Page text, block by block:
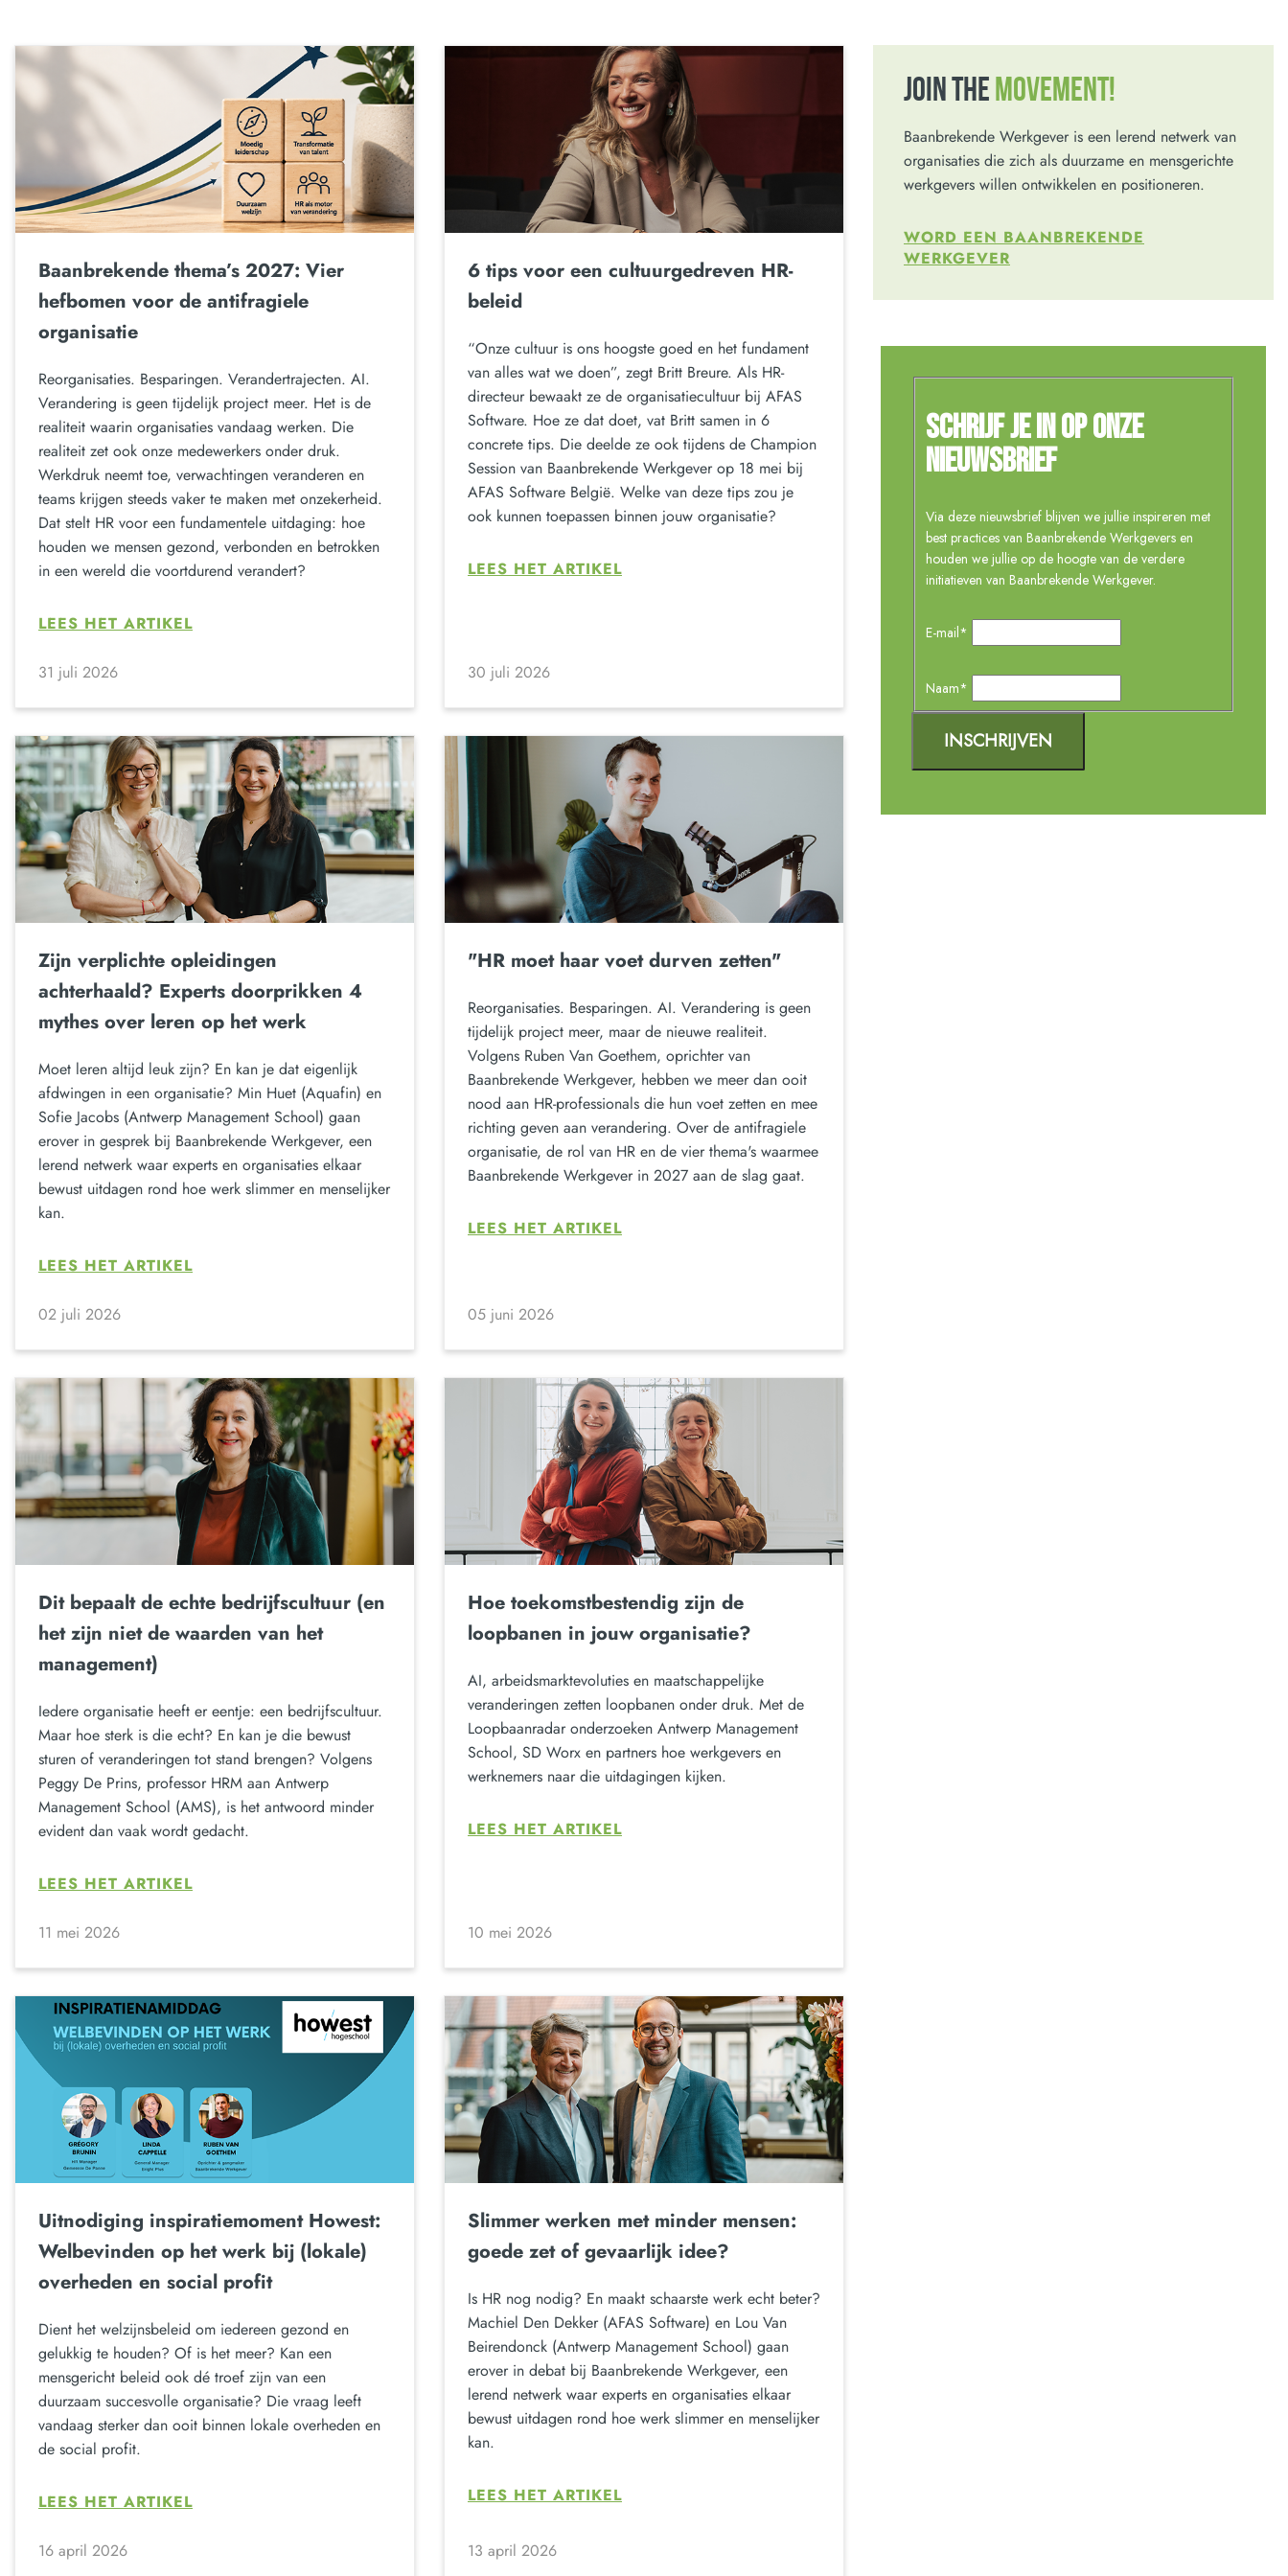
Baanbrekende thema’s 2027: Vier
hefbomen voor de antifragiele
organisatie
Reorganisaties. Besparingen. Verandertrajecten. AI.
Verandering is geen tijdelijk project meer. Het is de
realiteit waarin organisaties vandaag werken. Die
realiteit zet ook onze medewerkers onder druk.
Werkdruk neemt toe, verwachtingen veranderen en
teams krijgen steeds vaker te maken met onzekerheid.
Dat stelt HR voor een fundamentele uitdaging: hoe
houden we mensen gezond, verbonden en betrokken
in een wereld die voortdurend verandert?
LEES HET ARTIKEL
31 juli 2026
6 tips voor een cultuurgedreven HR-
beleid
“Onze cultuur is ons hoogste goed en het fundament
van alles wat we doen”, zegt Britt Breure. Als HR-
directeur bewaakt ze de organisatiecultuur bij AFAS
Software. Hoe ze dat doet, vat Britt samen in 6
concrete tips. Die deelde ze ook tijdens de Champion
Session van Baanbrekende Werkgever op 18 mei bij
AFAS Software België. Welke van deze tips zou je
ook kunnen toepassen binnen jouw organisatie?
LEES HET ARTIKEL
30 juli 2026
Zijn verplichte opleidingen
achterhaald? Experts doorprikken 4
mythes over leren op het werk
Moet leren altijd leuk zijn? En kan je dat eigenlijk
afdwingen in een organisatie? Min Huet (Aquafin) en
Sofie Jacobs (Antwerp Management School) gaan
erover in gesprek bij Baanbrekende Werkgever, een
lerend netwerk waar experts en organisaties elkaar
bewust uitdagen rond hoe werk slimmer en menselijker
kan.
LEES HET ARTIKEL
02 juli 2026
"HR moet haar voet durven zetten"
Reorganisaties. Besparingen. AI. Verandering is geen
tijdelijk project meer, maar de nieuwe realiteit.
Volgens Ruben Van Goethem, oprichter van
Baanbrekende Werkgever, hebben we meer dan ooit
nood aan HR-professionals die hun voet zetten en mee
richting geven aan verandering. Over de antifragiele
organisatie, de rol van HR en de vier thema's waarmee
Baanbrekende Werkgever in 2027 aan de slag gaat.
LEES HET ARTIKEL
05 juni 2026
Dit bepaalt de echte bedrijfscultuur (en
het zijn niet de waarden van het
management)
Iedere organisatie heeft er eentje: een bedrijfscultuur.
Maar hoe sterk is die echt? En kan je die bewust
sturen of veranderingen tot stand brengen? Volgens
Peggy De Prins, professor HRM aan Antwerp
Management School (AMS), is het antwoord minder
evident dan vaak wordt gedacht.
LEES HET ARTIKEL
11 mei 2026
Hoe toekomstbestendig zijn de
loopbanen in jouw organisatie?
AI, arbeidsmarktevoluties en maatschappelijke
veranderingen zetten loopbanen onder druk. Met de
Loopbaanradar onderzoeken Antwerp Management
School, SD Worx en partners hoe werkgevers en
werknemers naar die uitdagingen kijken.
LEES HET ARTIKEL
10 mei 2026
Uitnodiging inspiratiemoment Howest:
Welbevinden op het werk bij (lokale)
overheden en social profit
Dient het welzijnsbeleid om iedereen gezond en
gelukkig te houden? Of is het meer? Kan een
mensgericht beleid ook dé troef zijn van een
duurzaam succesvolle organisatie? Die vraag leeft
vandaag sterker dan ooit binnen lokale overheden en
de social profit.
LEES HET ARTIKEL
16 april 2026
Slimmer werken met minder mensen:
goede zet of gevaarlijk idee?
Is HR nog nodig? En maakt schaarste werk echt beter?
Machiel Den Dekker (AFAS Software) en Lou Van
Beirendonck (Antwerp Management School) gaan
erover in debat bij Baanbrekende Werkgever, een
lerend netwerk waar experts en organisaties elkaar
bewust uitdagen rond hoe werk slimmer en menselijker
kan.
LEES HET ARTIKEL
13 april 2026
JOIN THE MOVEMENT!
Baanbrekende Werkgever is een lerend netwerk van
organisaties die zich als duurzame en mensgerichte
werkgevers willen ontwikkelen en positioneren.
WORD EEN BAANBREKENDE
WERKGEVER